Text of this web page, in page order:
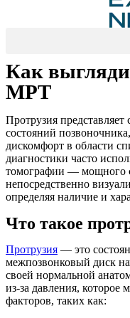
Как
МРТ
Протрузия
состояний
дискомфорт в области
диагностики часто
томографии — мощного
непосредственно
определяя наличие и
Что такое
Протрузия — это
межпозвонковый диск
своей нормальной
из-за давления, которое
факторов, таких как: